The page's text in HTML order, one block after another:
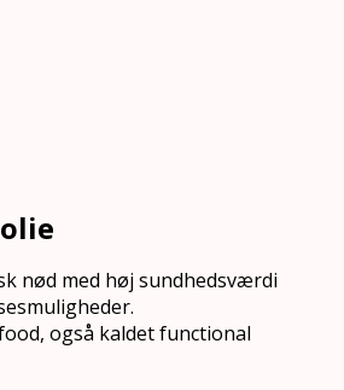
nød med høj sundhedsværdi
også kaldet functional